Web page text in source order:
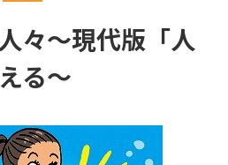
請求
大学入学共通テスト利用選抜の
募集要項＆願書
々〜現代版「人
る～